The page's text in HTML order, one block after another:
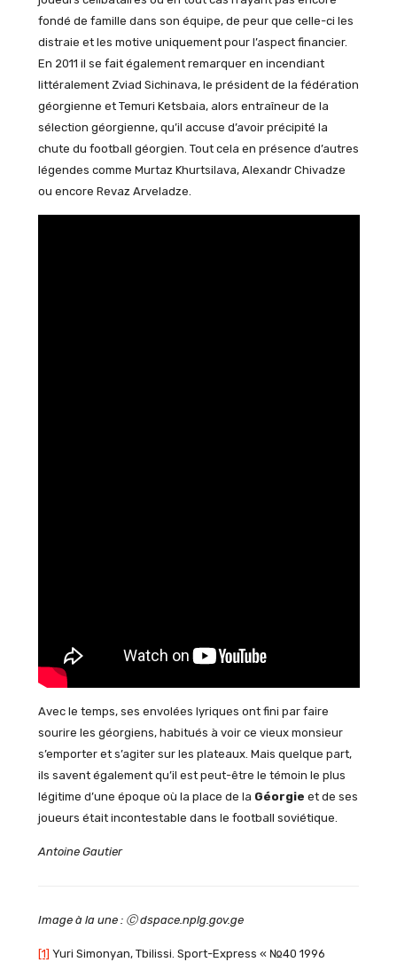
fondé de famille dans son équipe, de peur que celle-ci les
distraie et les motive uniquement pour l’aspect financier.
En 2011 il se fait également remarquer en incendiant
littéralement Zviad Sichinava, le président de la fédération
géorgienne et Temuri Ketsbaia, alors entraîneur de la
sélection géorgienne, qu’il accuse d’avoir précipité la
chute du football géorgien. Tout cela en présence d’autres
légendes comme Murtaz Khurtsilava, Alexandr Chivadze
ou encore Revaz Arveladze.
Avec le temps, ses envolées lyriques ont fini par faire
sourire les géorgiens, habitués à voir ce vieux monsieur
s’emporter et s’agiter sur les plateaux. Mais quelque part,
ils savent également qu’il est peut-être le témoin le plus
légitime d’une époque où la place de la Géorgie et de ses
joueurs était incontestable dans le football soviétique.
Antoine Gautier
Image à la une : Ⓒ dspace.nplg.gov.ge
[1] Yuri Simonyan, Tbilissi. Sport-Express « №40 1996